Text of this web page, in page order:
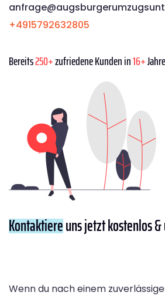
+4915792632805
Bereits250+zufriedene Kunden in16+
Kontaktiereuns jetzt kostenlos
Wenn du nach einem